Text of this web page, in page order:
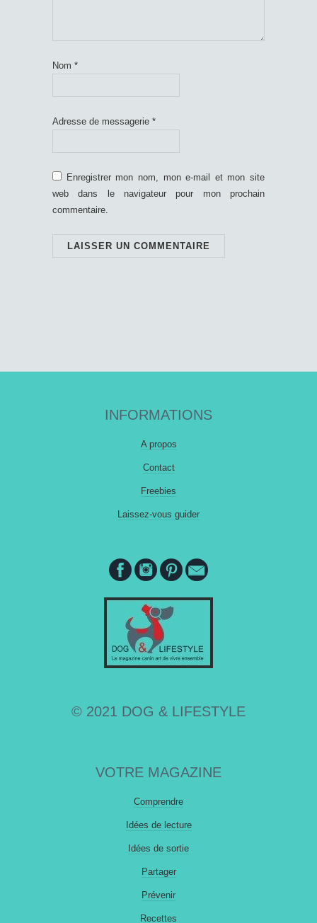
Nom *
Adresse de messagerie *
Enregistrer mon nom, mon e-mail et mon site
web dans le navigateur pour mon prochain
commentaire.
INFORMATIONS
A propos
Contact
Freebies
Laissez-vous guider
© 2021 DOG & LIFESTYLE
VOTRE MAGAZINE
Comprendre
Idées de lecture
Idées de sortie
Partager
Prévenir
Recettes